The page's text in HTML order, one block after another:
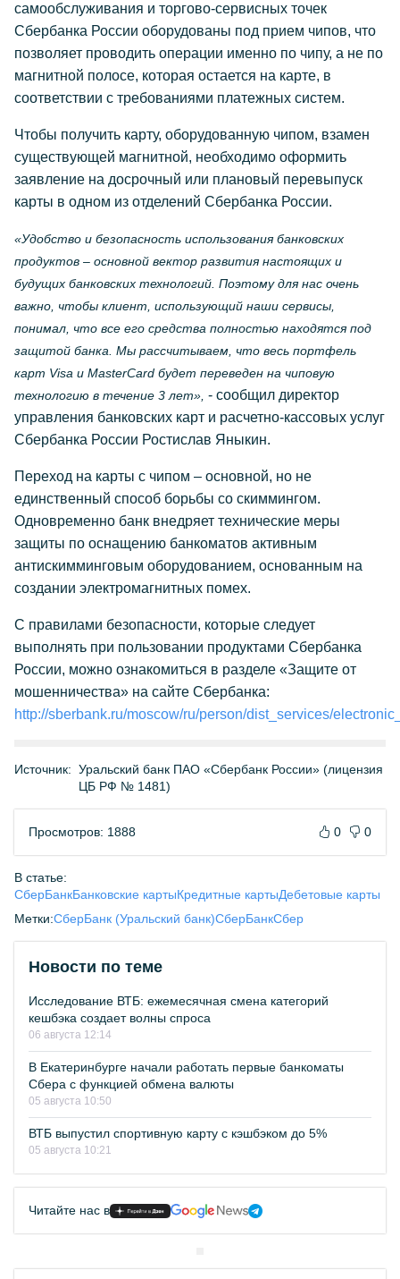
самообслуживания и торгово-сервисных точек
Сбербанка России оборудованы под прием чипов, что
позволяет проводить операции именно по чипу, а не по
магнитной полосе, которая остается на карте, в
соответствии с требованиями платежных систем.
Чтобы получить карту, оборудованную чипом, взамен
существующей магнитной, необходимо оформить
заявление на досрочный или плановый перевыпуск
карты в одном из отделений Сбербанка России.
«Удобство и безопасность использования банковских
продуктов – основной вектор развития настоящих и
будущих банковских технологий. Поэтому для нас очень
важно, чтобы клиент, использующий наши сервисы,
понимал, что все его средства полностью находятся под
защитой банка. Мы рассчитываем, что весь портфель
карт Visa и MasterCard будет переведен на чиповую
технологию в течение 3 лет», - сообщил директор
управления банковских карт и расчетно-кассовых услуг
Сбербанка России Ростислав Яныкин.
Переход на карты с чипом – основной, но не
единственный способ борьбы со скиммингом.
Одновременно банк внедряет технические меры
защиты по оснащению банкоматов активным
антискимминговым оборудованием, основанным на
создании электромагнитных помех.
С правилами безопасности, которые следует
выполнять при пользовании продуктами Сбербанка
России, можно ознакомиться в разделе «Защите от
мошенничества» на сайте Сбербанка:
http://sberbank.ru/moscow/ru/person/dist_services/
Источник: Уральский банк ПАО «Сбербанк России» (лицензия
ЦБ РФ № 1481)
Просмотров: 1888 0 0
В статье:
СберБанкБанковские картыКредитные картыДебетовые карты
Метки:СберБанк (Уральский банк)СберБанкСбер
Новости по теме
Исследование ВТБ: ежемесячная смена категорий
кешбэка создает волны спроса
06 августа 12:14
В Екатеринбурге начали работать первые банкоматы
Сбера с функцией обмена валюты
05 августа 10:50
ВТБ выпустил спортивную карту с кэшбэком до 5%
05 августа 10:21
Читайте нас в